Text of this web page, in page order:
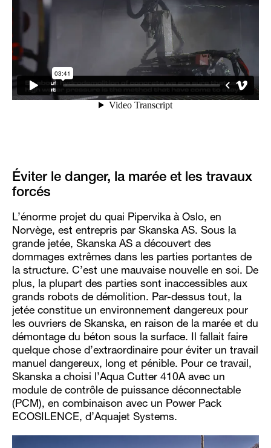
Éviter le danger, la marée et les travaux
forcés
L’énorme projet du quai Pipervika à Oslo, en
Norvège, est entrepris par Skanska AS. Sous la
grande jetée, Skanska AS a découvert des
dommages extrêmes dans les parties portantes de
la structure. C’est une mauvaise nouvelle en soi. De
plus, la plupart des parties sont inaccessibles aux
grands robots de démolition. Par-dessus tout, la
jetée constitue un environnement dangereux pour
les ouvriers de Skanska, en raison de la marée et du
démontage du béton sous la surface. Il fallait faire
quelque chose d’extraordinaire pour éviter un travail
manuel dangereux, long et pénible. Pour ce travail,
Skanska a choisi l’Aqua Cutter 410A avec un
module de contrôle de puissance déconnectable
(PCM), en combinaison avec un Power Pack
ECOSILENCE, d’Aquajet Systems.